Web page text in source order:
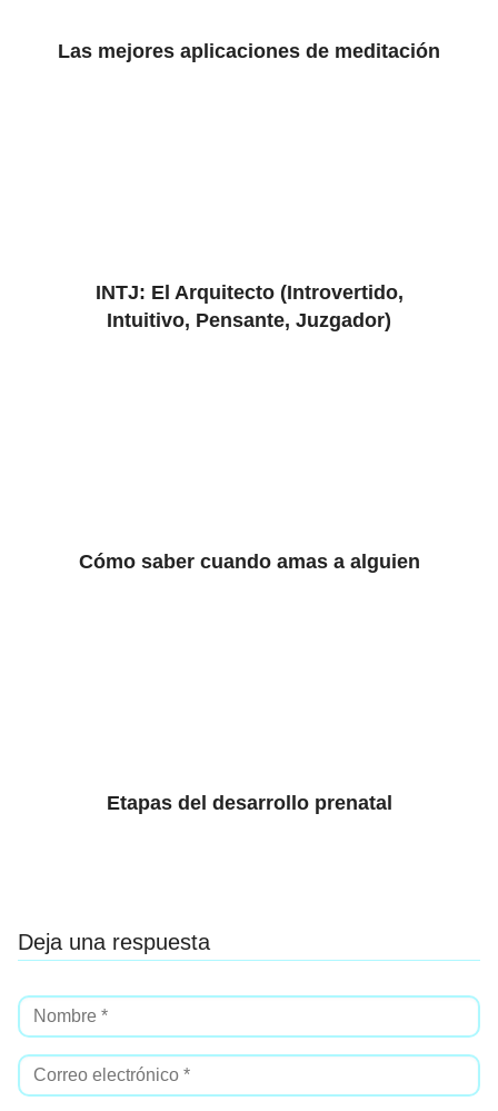
Las mejores aplicaciones de meditación
INTJ: El Arquitecto (Introvertido,
Intuitivo, Pensante, Juzgador)
Cómo saber cuando amas a alguien
Etapas del desarrollo prenatal
Deja una respuesta